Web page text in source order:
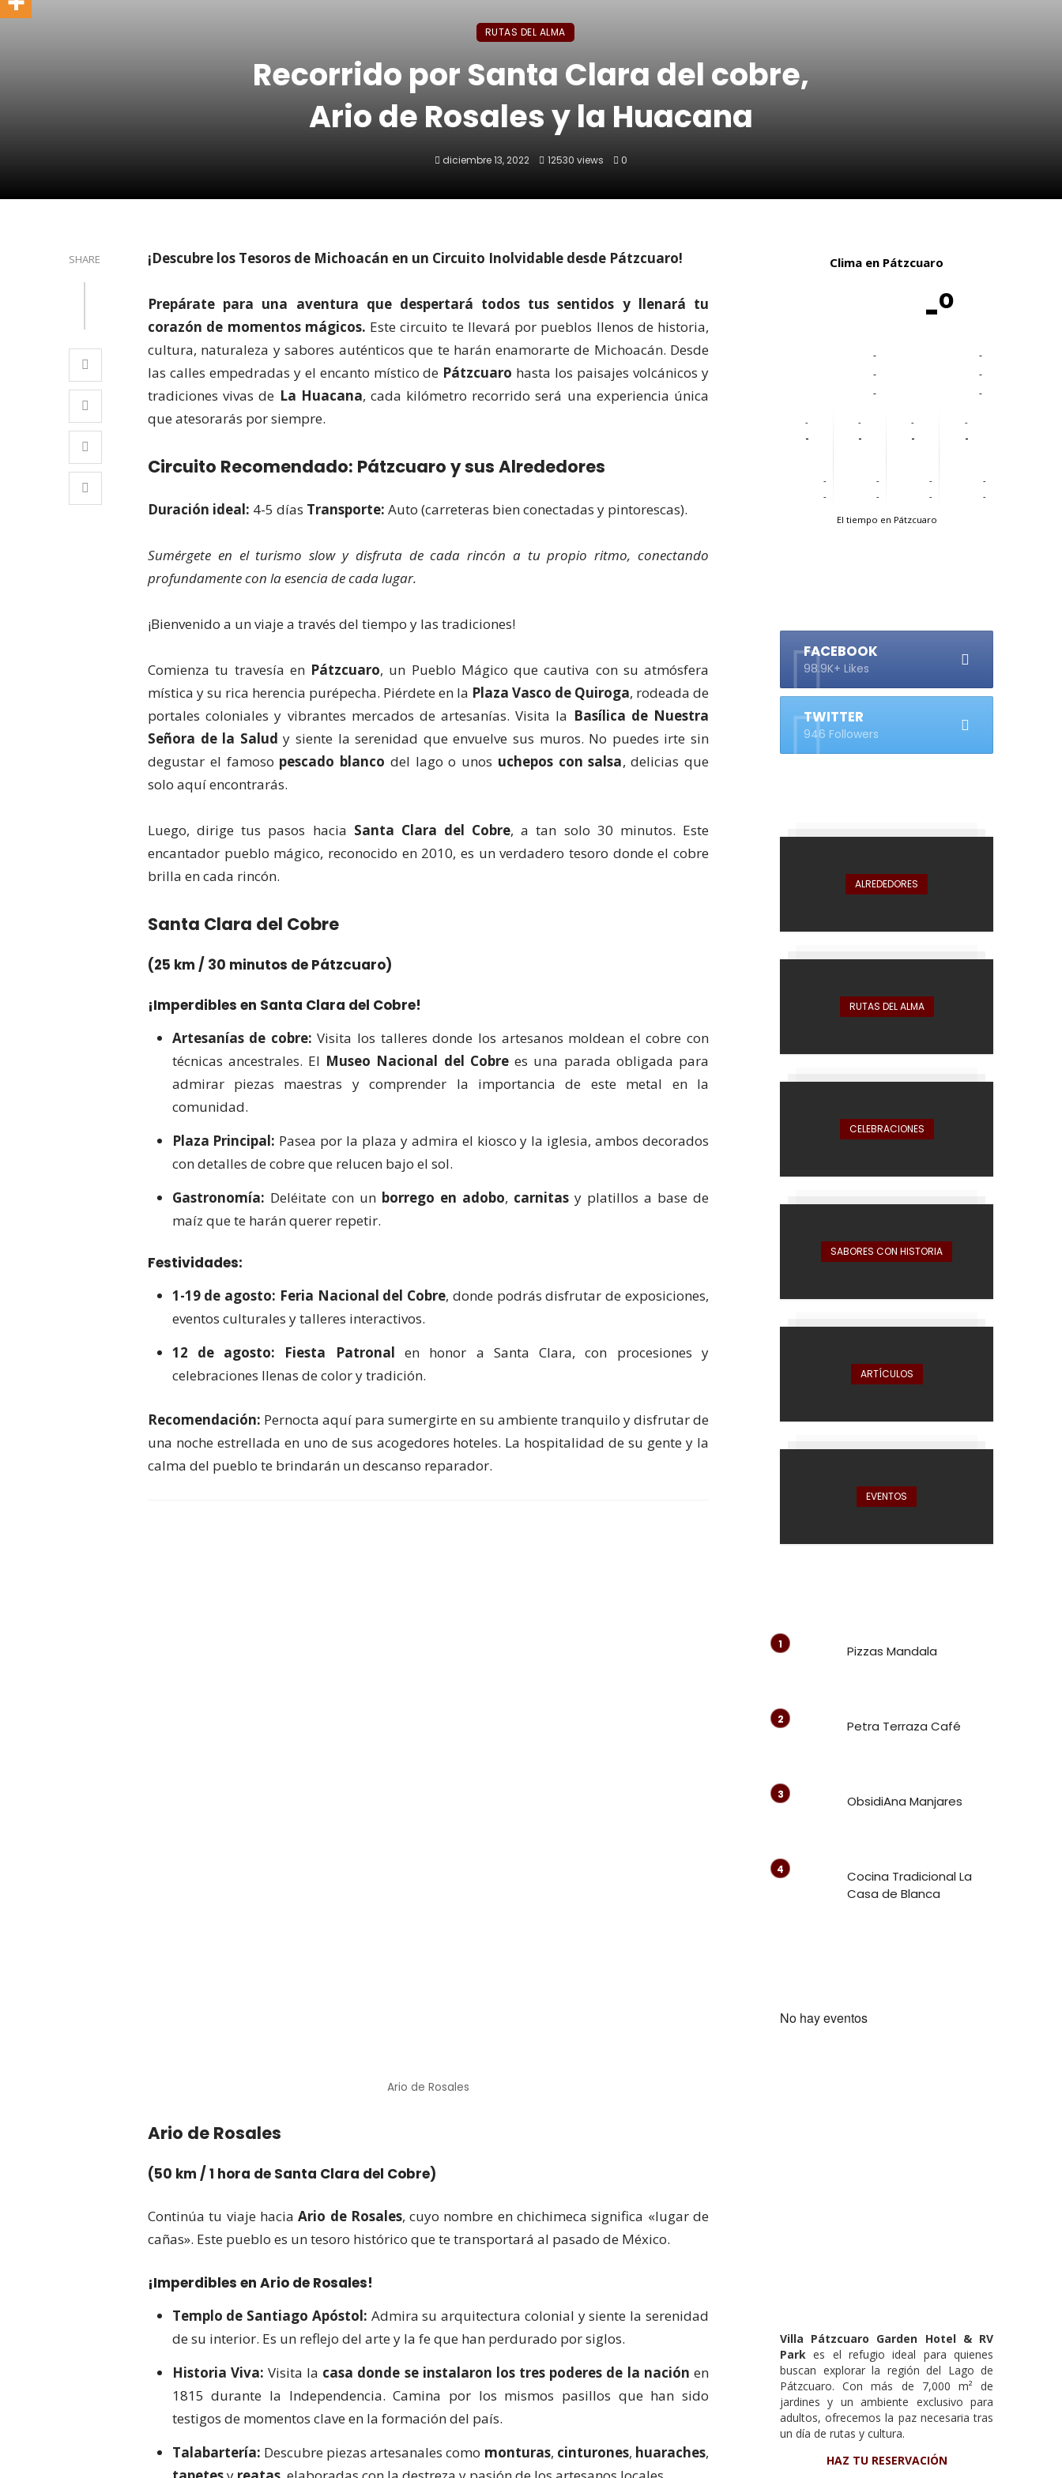
RUTAS DEL ALMA
Recorrido por Santa Clara del cobre,
Ario de Rosales y la Huacana
diciembre 13, 2022 12530 views 0
SHARE ¡Descubre los Tesoros de Michoacán en un Circuito Inolvidable desde Pátzcuaro!
Prepárate para una aventura que despertará todos tus sentidos y llenará tu
corazón de momentos mágicos. Este circuito te llevará por pueblos llenos de historia,
cultura, naturaleza y sabores auténticos que te harán enamorarte de Michoacán. Desde
las calles empedradas y el encanto místico de Pátzcuaro hasta los paisajes volcánicos y
tradiciones vivas de La Huacana, cada kilómetro recorrido será una experiencia única
que atesorarás por siempre.
Circuito Recomendado: Pátzcuaro y sus Alrededores
Duración ideal: 4-5 días Transporte: Auto (carreteras bien conectadas y pintorescas).
Sumérgete en el turismo slow y disfruta de cada rincón a tu propio ritmo, conectando
profundamente con la esencia de cada lugar.
¡Bienvenido a un viaje a través del tiempo y las tradiciones!
Comienza tu travesía en Pátzcuaro, un Pueblo Mágico que cautiva con su atmósfera
mística y su rica herencia purépecha. Piérdete en la Plaza Vasco de Quiroga, rodeada de
portales coloniales y vibrantes mercados de artesanías. Visita la Basílica de Nuestra
Señora de la Salud y siente la serenidad que envuelve sus muros. No puedes irte sin
degustar el famoso pescado blanco del lago o unos uchepos con salsa, delicias que
solo aquí encontrarás.
Luego, dirige tus pasos hacia Santa Clara del Cobre, a tan solo 30 minutos. Este
encantador pueblo mágico, reconocido en 2010, es un verdadero tesoro donde el cobre
brilla en cada rincón.
Santa Clara del Cobre
(25 km / 30 minutos de Pátzcuaro)
¡Imperdibles en Santa Clara del Cobre!
Artesanías de cobre: Visita los talleres donde los artesanos moldean el cobre con
técnicas ancestrales. El Museo Nacional del Cobrees una parada obligada para
admirar piezas maestras y comprender la importancia de este metal en la
comunidad.
Plaza Principal: Pasea por la plaza y admira el kiosco y la iglesia, ambos decorados
con detalles de cobre que relucen bajo el sol.
Gastronomía: Deléitate con un borrego en adobo, carnitasy platillos a base de
maíz que te harán querer repetir.
Festividades:
1-19 de agosto: Feria Nacional del Cobre, donde podrás disfrutar de exposiciones,
eventos culturales y talleres interactivos.
12 de agosto:
Fiesta Patronal en honor a Santa Clara, con procesiones y
celebraciones llenas de color y tradición.
Recomendación: Pernocta aquí para sumergirte en su ambiente tranquilo y disfrutar de
una noche estrellada en uno de sus acogedores hoteles. La hospitalidad de su gente y la
calma del pueblo te brindarán un descanso reparador.
Ario de Rosales
Ario de Rosales
(50 km / 1 hora de Santa Clara del Cobre)
Continúa tu viaje haciaArio de Rosales, cuyo nombre en chichimeca significa «lugar de
cañas». Este pueblo es un tesoro histórico que te transportará al pasado de México.
¡Imperdibles en Ario de Rosales!
Templo de Santiago Apóstol: Admira su arquitectura colonial y siente la serenidad
de su interior. Es un reflejo del arte y la fe que han perdurado por siglos.
Historia Viva: Visita la casa donde se instalaron los tres poderes de la nación en
1815 durante la Independencia. Camina por los mismos pasillos que han sido
testigos de momentos clave en la formación del país.
Talabartería: Descubre piezas artesanales como monturas, cinturones, huaraches,
Clima en Pátzcuaro
-º
-
-
-
-
-
-
-
-
-
-
-
-
-
-
-
-
-
-
-
-
-
-
El tiempo en Pátzcuaro
FACEBOOK
98.9K+ Likes
TWITTER
946 Followers
ALREDEDORES
RUTAS DEL ALMA
CELEBRACIONES
SABORES CON HISTORIA
ARTÍCULOS
EVENTOS
Pizzas Mandala
Petra Terraza Café
ObsidiAna Manjares
Cocina Tradicional La
Casa de Blanca
No hay eventos
Villa Pátzcuaro Garden Hotel & RV
Park es el refugio ideal para quienes
buscan explorar la región del Lago de
Pátzcuaro. Con más de 7,000 m² de
jardines y un ambiente exclusivo para
adultos, ofrecemos la paz necesaria tras
un día de rutas y cultura.
HAZ TU RESERVACIÓN